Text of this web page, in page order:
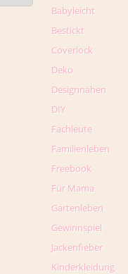
Babyleicht
Bestickt
Coverlock
Deko
Designnähen
DIY
Fachleute
Familienleben
Freebook
Für Mama
Gartenleben
Gewinnspiel
Jackenfieber
Kinderkleidung